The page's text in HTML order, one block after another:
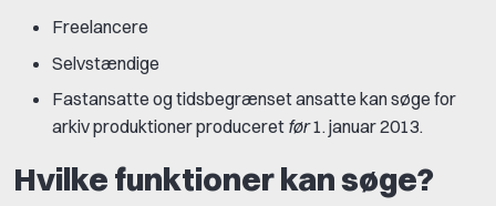
Freelancere
Selvstændige
Fastansatte og tidsbegrænset ansatte kan søge for
arkiv produktioner produceret før 1. januar 2013.
Hvilke funktioner kan søge?